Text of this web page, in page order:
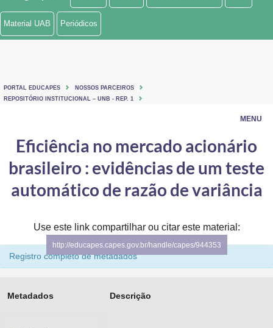
Ministério de Minas e Energia
Ministério do Turismo
Controladoria-Geral da União
Secretaria de Governo
Gabinete de Segurança Institucional
MENU
Material UAB Periódicos
PORTAL EDUCAPES
NOSSOS PARCEIROS
REPOSITÓRIO INSTITUCIONAL – UNB - REP. 1
Eficiência no mercado acionário
brasileiro : evidências de um teste
automático de razão de variância
Use este link compartilhar ou citar este material:
http://educapes.capes.gov.br/handle/capes/944353
Registro completo de metadados
Metadados Descrição